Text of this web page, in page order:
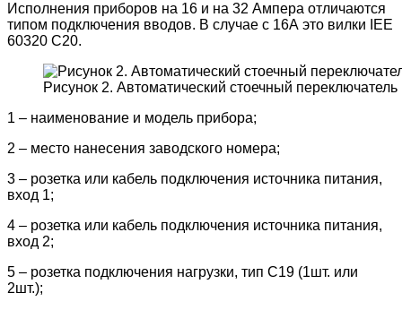
Исполнения приборов на 16 и на 32 Ампера отличаются
типом подключения вводов. В случае с 16А это вилки IEE
60320 C20.
Рисунок 2. Автоматический стоечный
1 – наименование и модель прибора;
2 – место нанесения заводского номера;
3 – розетка или кабель подключения источника питания,
вход 1;
4 – розетка или кабель подключения источника питания,
вход 2;
5 – розетка подключения нагрузки, тип С19 (1шт. или
2шт.);